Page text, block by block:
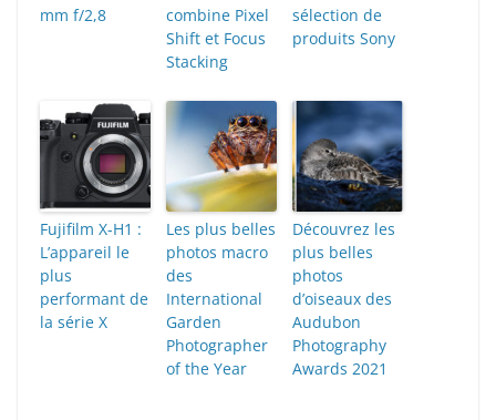
mm f/2,8
combine Pixel
Shift et Focus
Stacking
sélection de
produits Sony
Fujifilm X-H1 :
L’appareil le
plus
performant de
la série X
Les plus belles
photos macro
des
International
Garden
Photographer
of the Year
Découvrez les
plus belles
photos
d’oiseaux des
Audubon
Photography
Awards 2021